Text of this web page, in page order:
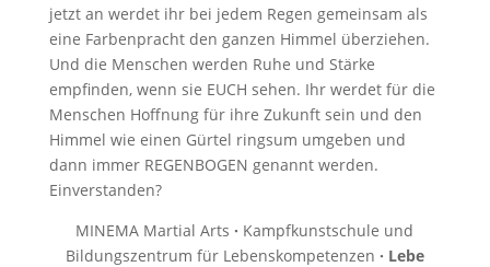
jetzt an werdet ihr bei jedem Regen gemeinsam als
eine Farbenpracht den ganzen Himmel überziehen.
Und die Menschen werden Ruhe und Stärke
empfinden, wenn sie EUCH sehen. Ihr werdet für die
Menschen Hoffnung für ihre Zukunft sein und den
Himmel wie einen Gürtel ringsum umgeben und
dann immer REGENBOGEN genannt werden.
Einverstanden?
MINEMA Martial Arts · Kampfkunstschule und
Bildungszentrum für Lebenskompetenzen · Lebe